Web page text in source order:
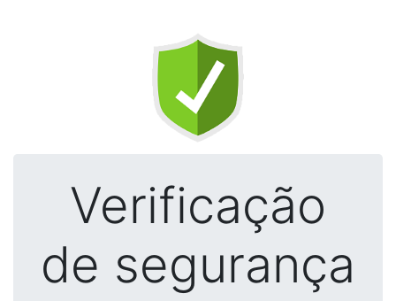
Verificação
de segurança